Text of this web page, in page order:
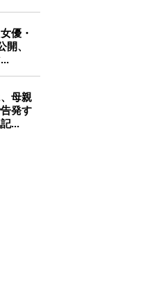
優・
、
母親
発す
...